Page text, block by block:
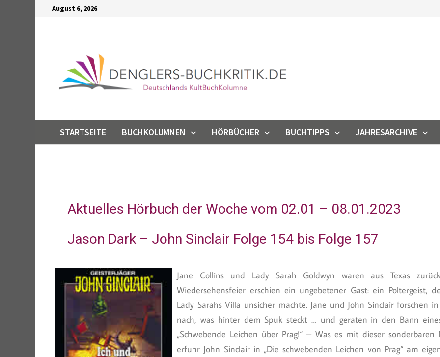
August 6, 2026
STARTSEITE BUCHKOLUMNEN HÖRBÜCHER BUCHTIPPS JAHRESARCHIVE
Aktuelles Hörbuch der Woche vom 02.01 – 08.01.2023
Jason Dark – John Sinclair Folge 154 bis Folge 157
Jane Collins und Lady Sarah Goldwyn waren aus Texas
Wiedersehensfeier erschien ein ungebetener Gast: ein Poltergeist,
Lady Sarahs Villa unsicher machte. Jane und John Sinclair forschen
nach, was hinter dem Spuk steckt … und geraten in den Bann
„Schwebende Leichen über Prag!“ – Was es mit dieser
erfuhr John Sinclair in „Die schwebenden Leichen von Prag“ am